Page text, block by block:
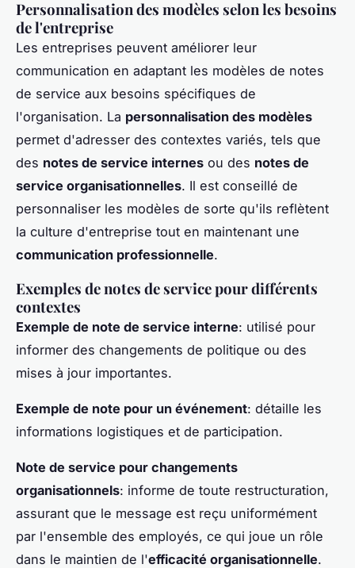
Personnalisation des modèles selon les besoins
de l'entreprise
Les entreprises peuvent améliorer leur
communication en adaptant les modèles de notes
de service aux besoins spécifiques de
l'organisation. La personnalisation des modèles
permet d'adresser des contextes variés, tels que
des notes de service internes ou des notes de
service organisationnelles. Il est conseillé de
personnaliser les modèles de sorte qu'ils reflètent
la culture d'entreprise tout en maintenant une
communication professionnelle.
Exemples de notes de service pour différents
contextes
Exemple de note de service interne: utilisé pour
informer des changements de politique ou des
mises à jour importantes.
Exemple de note pour un événement: détaille les
informations logistiques et de participation.
Note de service pour changements
organisationnels: informe de toute restructuration,
assurant que le message est reçu uniformément
par l'ensemble des employés, ce qui joue un rôle
dans le maintien de l'efficacité organisationnelle.